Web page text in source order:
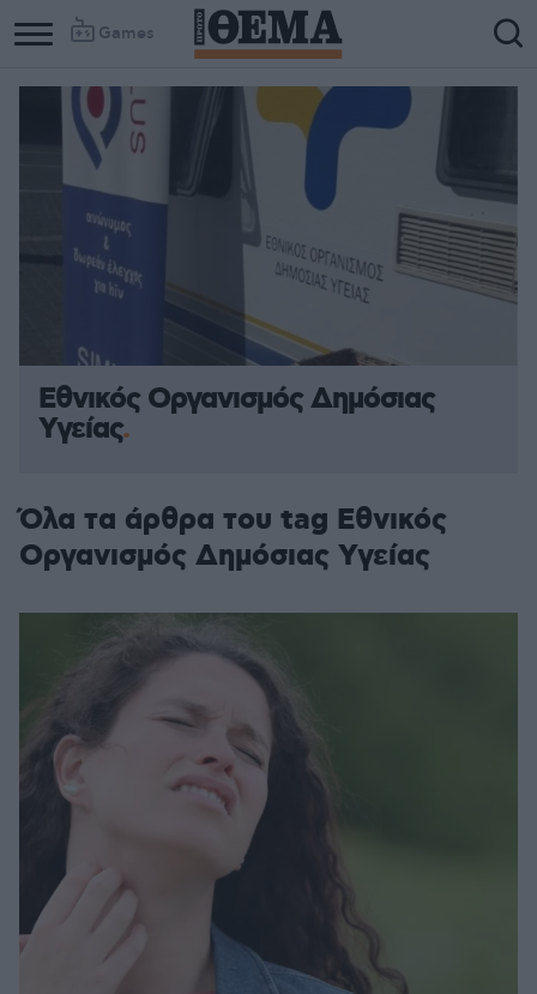
Games
Εθνικός Οργανισμός Δημόσιας
Υγείας
Όλα τα άρθρα του tag Εθνικός
Οργανισμός Δημόσιας Υγείας